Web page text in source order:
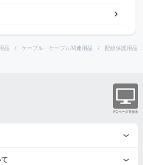
品 ケーブル・ケーブル関連用品 配線保護用品